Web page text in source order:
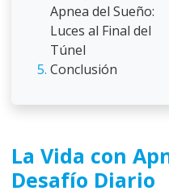
Apnea del Sueño:
Luces al Final del
Túnel
Conclusión
La Vida con
Desafío Diario